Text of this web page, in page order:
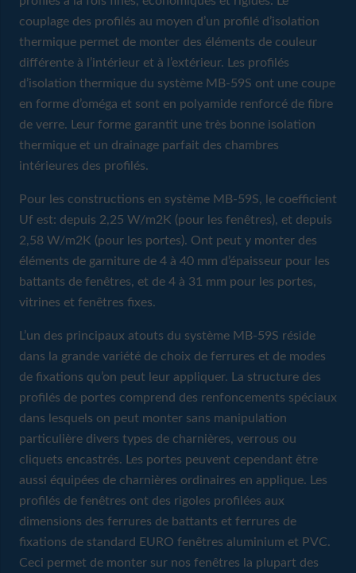
couplage des profilés au moyen d’un profilé d’isolation
thermique permet de monter des éléments de couleur
différente à l’intérieur et à l’extérieur. Les profilés
d’isolation thermique du système MB-59S ont une coupe
en forme d’oméga et sont en polyamide renforcé de fibre
de verre. Leur forme garantit une très bonne isolation
thermique et un drainage parfait des chambres
intérieures des profilés.
Pour les constructions en système MB-59S, le coefficient
Uf est: depuis 2,25 W/m2K (pour les fenêtres), et depuis
2,58 W/m2K (pour les portes). Ont peut y monter des
éléments de garniture de 4 à 40 mm d’épaisseur pour les
battants de fenêtres, et de 4 à 31 mm pour les portes,
vitrines et fenêtres fixes.
L’un des principaux atouts du système MB-59S réside
dans la grande variété de choix de ferrures et de modes
de fixations qu’on peut leur appliquer. La structure des
profilés de portes comprend des renfoncements spéciaux
dans lesquels on peut monter sans manipulation
particulière divers types de charnières, verrous ou
cliquets encastrés. Les portes peuvent cependant être
aussi équipées de charnières ordinaires en applique. Les
profilés de fenêtres ont des rigoles profilées aux
dimensions des ferrures de battants et ferrures de
fixations de standard EURO fenêtres aluminium et PVC.
Ceci permet de monter sur nos fenêtres la plupart des